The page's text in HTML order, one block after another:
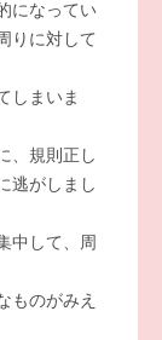
になってい
りに対して
しまいま
、規則正し
逃がしまし
中して、周
ものがみえ